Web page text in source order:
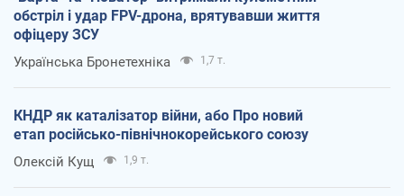
обстріл і удар FPV-дрона, врятувавши життя
офіцеру ЗСУ
Українська Бронетехніка 1,7 т.
КНДР як каталізатор війни, або Про новий
етап російсько-північнокорейського союзу
Олексій Кущ 1,9 т.